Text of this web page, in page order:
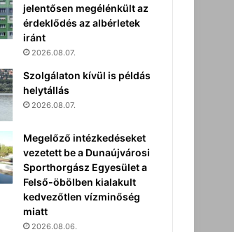
jelentősen megélénkült az
érdeklődés az albérletek
iránt
2026.08.07.
Szolgálaton kívül is példás
helytállás
2026.08.07.
Megelőző intézkedéseket
vezetett be a Dunaújvárosi
Sporthorgász Egyesület a
Felső-öbölben kialakult
kedvezőtlen vízminőség
miatt
2026.08.06.